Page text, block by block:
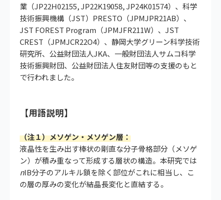
業（JP22H02155, JP22K19058, JP24K01574）、科学
技術振興機構（JST）PRESTO（JPMJPR21AB）、
JST FOREST Program（JPMJFR211W）、JST
CREST（JPMJCR22O4）、静岡大学グリーン科学技術
研究所、公益財団法人JKA、一般財団法人サムコ科学
技術振興財団、公益財団法人住友財団等の支援のもと
で行われました。
【用語説明】
（注１）メソゲン・メソゲン層：
液晶性を生み出す棒状の剛直な分子骨格部分（メソゲ
ン）が積み重なって形成する層状の構造。本研究では
nIB分子のアルキル鎖を除く部位がこれに相当し、こ
の層の厚みの変化が結晶長変化と直結する。